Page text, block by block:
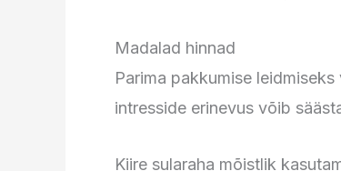
Madalad hinnad
Parima pakkumise
intresside erinevus võib
Kiire sularaha mõistlik